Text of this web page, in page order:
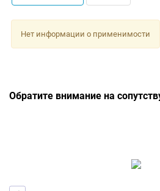
Нет информации о применимости
Обратите внимание на